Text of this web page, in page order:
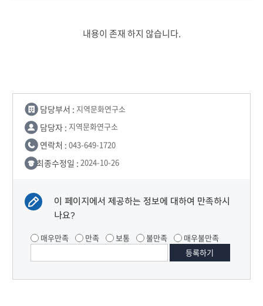
내용이 존재 하지 않습니다.
담당부서 : 지역문화연구소
담당자 : 지역문화연구소
연락처 : 043-649-1720
최종수정일 : 2024-10-26
이 페이지에서 제공하는 정보에 대하여 만족하시
나요?
매우만족 만족 보통 불만족 매우불만족